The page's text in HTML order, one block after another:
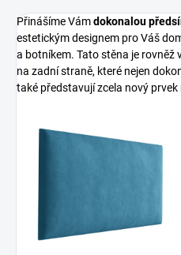
Přinášíme Vámdokonalou
estetickým designem pro Váš
a botníkem. Tato stěna je rovněž
na zadní straně, které nejen
také představují zcela nový prvek